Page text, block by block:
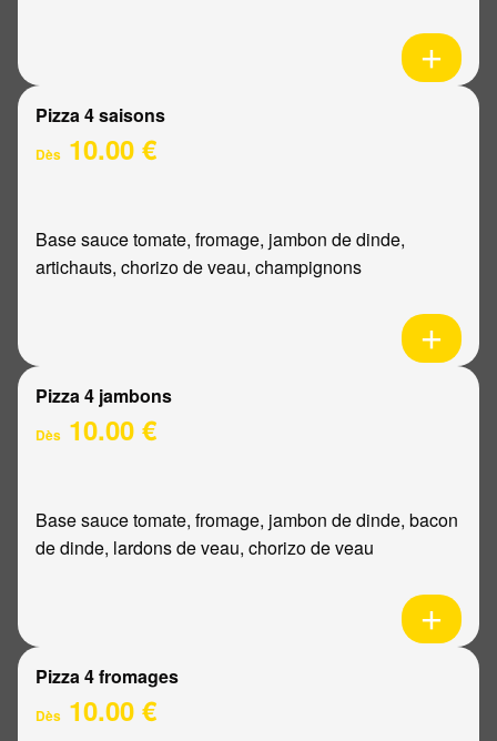
Pizza 4 saisons
Dès 10.00 €
Base sauce tomate, fromage, jambon de dinde,
artichauts, chorizo de veau, champignons
Pizza 4 jambons
Dès 10.00 €
Base sauce tomate, fromage, jambon de dinde, bacon
de dinde, lardons de veau, chorizo de veau
Pizza 4 fromages
Dès 10.00 €